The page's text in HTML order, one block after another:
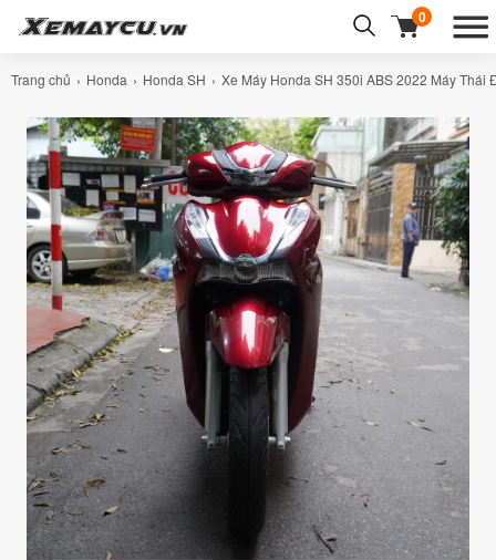
0
Trang chủ Honda Honda SH Xe Máy Honda SH 350i ABS 2022 Máy Thái